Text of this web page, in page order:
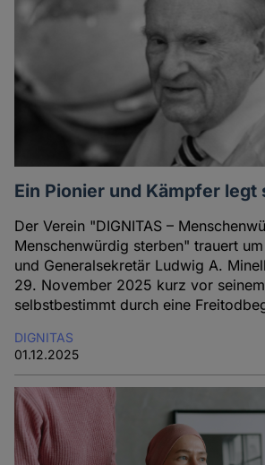
Ein Pionier und Kämpfer legt
Der Verein "DIGNITAS –
Menschenwürdig sterben" trauert
und Generalsekretär Ludwig A.
29. November 2025 kurz vor
selbstbestimmt durch eine
DIGNITAS
01.12.2025